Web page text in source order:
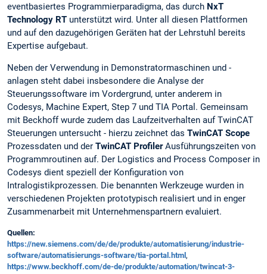
eventbasiertes Programmierparadigma, das durch NxT
Technology RT unterstützt wird. Unter all diesen Plattformen
und auf den dazugehörigen Geräten hat der Lehrstuhl bereits
Expertise aufgebaut.
Neben der Verwendung in Demonstratormaschinen und -
anlagen steht dabei insbesondere die Analyse der
Steuerungssoftware im Vordergrund, unter anderem in
Codesys, Machine Expert, Step 7 und TIA Portal. Gemeinsam
mit Beckhoff wurde zudem das Laufzeitverhalten auf TwinCAT
Steuerungen untersucht - hierzu zeichnet das TwinCAT Scope
Prozessdaten und der TwinCAT ProfilerAusführungszeiten von
Programmroutinen auf. Der Logistics and Process Composer in
Codesys dient speziell der Konfiguration von
Intralogistikprozessen. Die benannten Werkzeuge wurden in
verschiedenen Projekten prototypisch realisiert und in enger
Zusammenarbeit mit Unternehmenspartnern evaluiert.
Quellen:
https://new.siemens.com/de/de/produkte/automatisierung/industrie-
software/automatisierungs-software/tia-portal.html ,
https://www.beckhoff.com/de-de/produkte/automation/twincat-3-